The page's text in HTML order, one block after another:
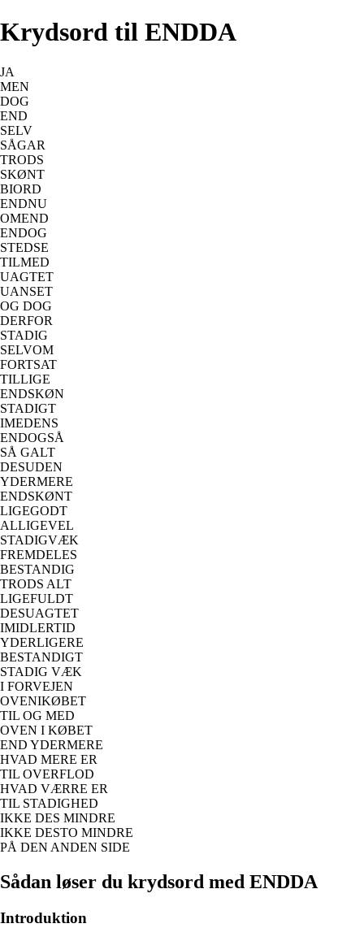
Krydsord til ENDDA
JA
MEN
DOG
END
SELV
SÅGAR
TRODS
SKØNT
BIORD
ENDNU
OMEND
ENDOG
STEDSE
TILMED
UAGTET
UANSET
OG DOG
DERFOR
STADIG
SELVOM
FORTSAT
TILLIGE
ENDSKØN
STADIGT
IMEDENS
ENDOGSÅ
SÅ GALT
DESUDEN
YDERMERE
ENDSKØNT
LIGEGODT
ALLIGEVEL
STADIGVÆK
FREMDELES
BESTANDIG
TRODS ALT
LIGEFULDT
DESUAGTET
IMIDLERTID
YDERLIGERE
BESTANDIGT
STADIG VÆK
I FORVEJEN
OVENIKØBET
TIL OG MED
OVEN I KØBET
END YDERMERE
HVAD MERE ER
TIL OVERFLOD
HVAD VÆRRE ER
TIL STADIGHED
IKKE DES MINDRE
IKKE DESTO MINDRE
PÅ DEN ANDEN SIDE
Sådan løser du krydsord med ENDDA
Introduktion